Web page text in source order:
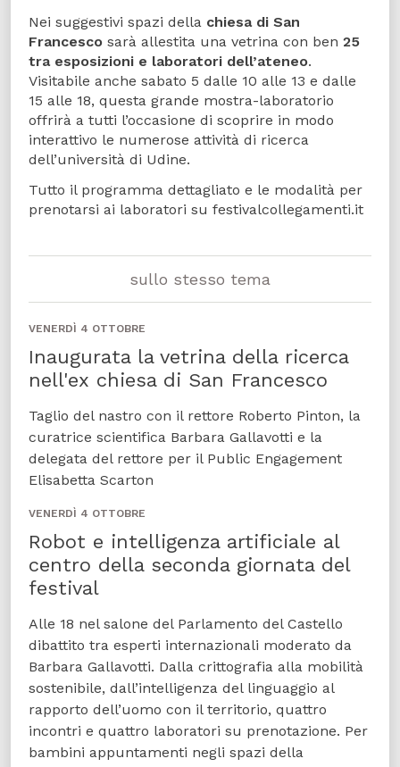
Nei suggestivi spazi della chiesa di San
Francesco sarà allestita una vetrina con ben 25
tra esposizioni e laboratori dell’ateneo.
Visitabile anche sabato 5 dalle 10 alle 13 e dalle
15 alle 18, questa grande mostra-laboratorio
offrirà a tutti l’occasione di scoprire in modo
interattivo le numerose attività di ricerca
dell’università di Udine.
Tutto il programma dettagliato e le modalità per
prenotarsi ai laboratori su festivalcollegamenti.it
sullo stesso tema
VENERDÌ 4 OTTOBRE
Inaugurata la vetrina della ricerca
nell'ex chiesa di San Francesco
Taglio del nastro con il rettore Roberto Pinton, la
curatrice scientifica Barbara Gallavotti e la
delegata del rettore per il Public Engagement
Elisabetta Scarton
VENERDÌ 4 OTTOBRE
Robot e intelligenza artificiale al
centro della seconda giornata del
festival
Alle 18 nel salone del Parlamento del Castello
dibattito tra esperti internazionali moderato da
Barbara Gallavotti. Dalla crittografia alla mobilità
sostenibile, dall’intelligenza del linguaggio al
rapporto dell’uomo con il territorio, quattro
incontri e quattro laboratori su prenotazione. Per
bambini appuntamenti negli spazi della